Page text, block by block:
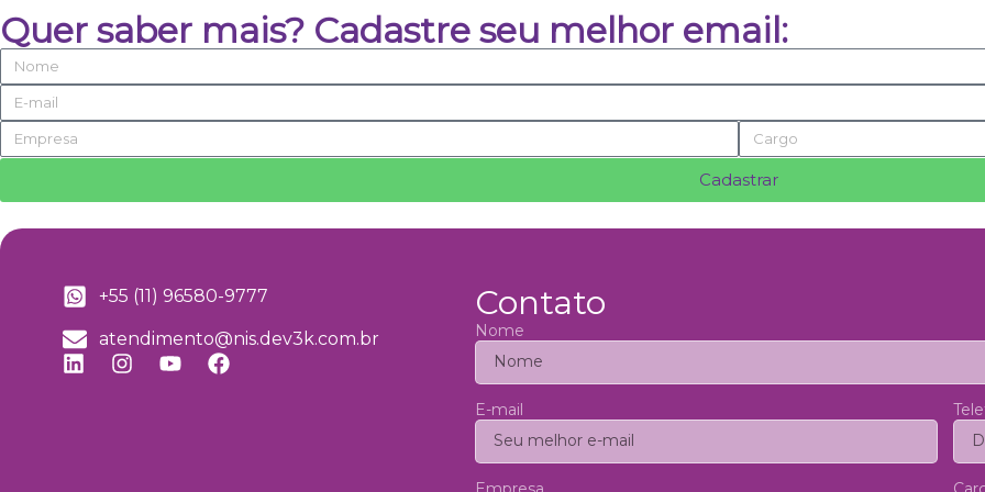
Quer saber mais? Cadastre seu melhor email:
Cadastrar
+55 (11) 96580-9777
atendimento@nis.dev3k.com.br
Contato
Nome
E-mail